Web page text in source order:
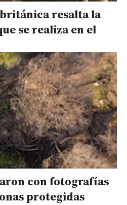
resalta la
se realiza en el
con fotografías
protegidas